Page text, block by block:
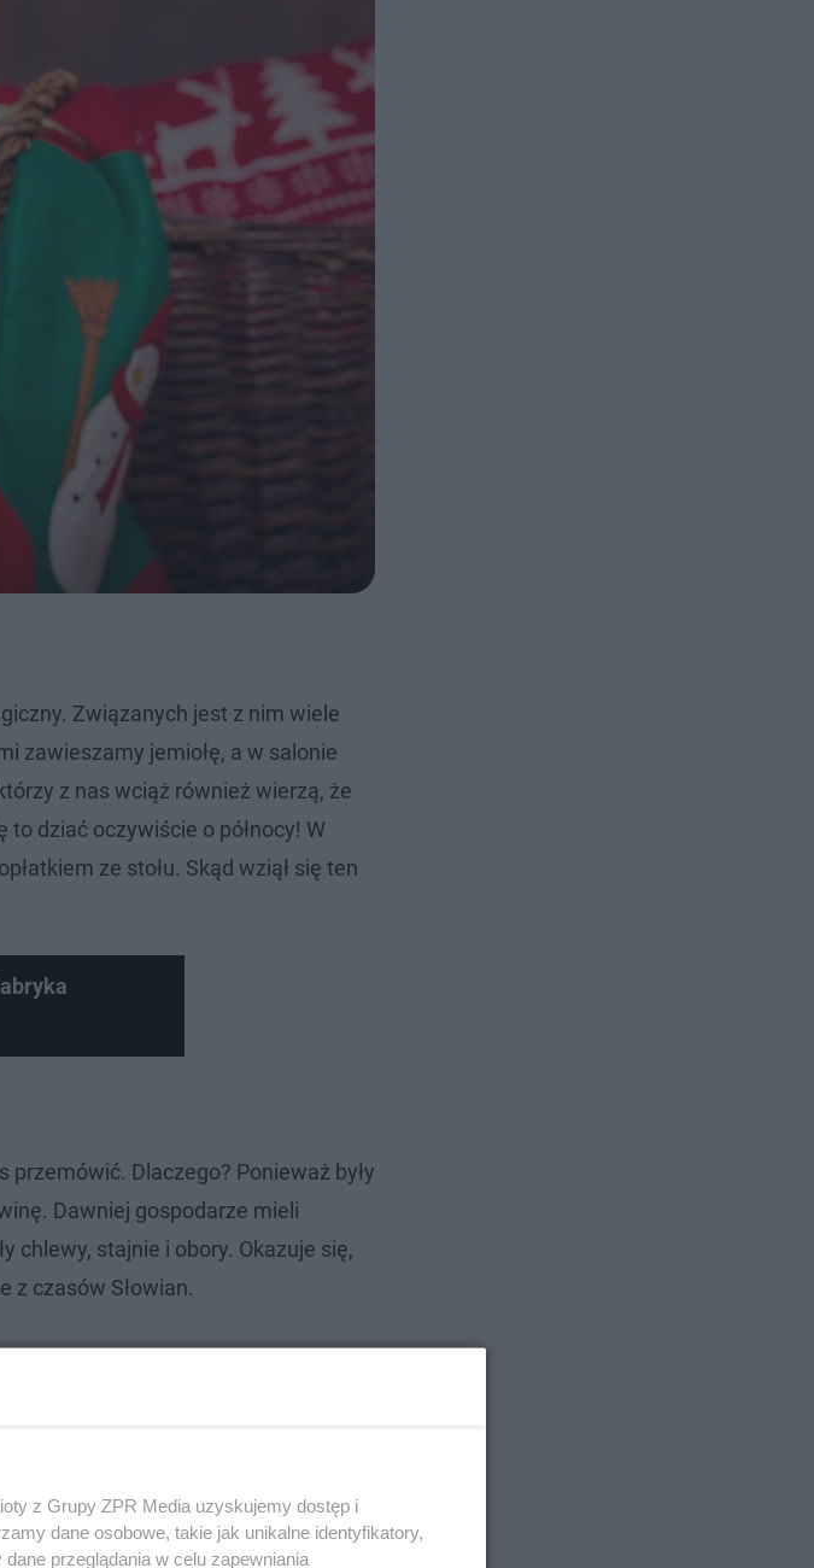
Związanych jest z nim wiele
zawieszamy jemiołę, a w salonie
z nas wciąż również wierzą, że
to dziać oczywiście o północy! W
ze stołu. Skąd wziął się ten
Dlaczego? Ponieważ były
Dawniej gospodarze mieli
chlewy, stajnie i obory. Okazuje się,
z czasów Słowian.
z Grupy ZPR Media uzyskujemy dostęp i
dane osobowe, takie jak unikalne identyfikatory,
przeglądania w celu zapewniania